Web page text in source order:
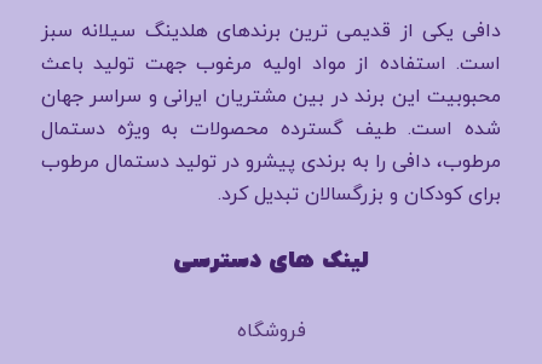
دافی یکی از قدیمی ترین برندهای هلدینگ سیلانه سبز
است. استفاده از مواد اولیه مرغوب جهت تولید باعث
محبوبیت این برند در بین مشتریان ایرانی و سراسر جهان
شده است. طیف گسترده محصولات به ویژه دستمال
مرطوب، دافی را به برندی پیشرو در تولید دستمال مرطوب
برای کودکان و بزرگسالان تبدیل کرد.
لینک های دسترسی
فروشگاه